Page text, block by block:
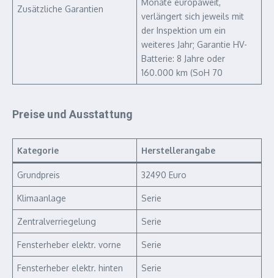
Zusätzliche Garantien
verlängert sich jeweils mit
der Inspektion um ein
weiteres Jahr; Garantie HV-
Batterie: 8 Jahre oder
160.000 km (SoH 70
Preise und Ausstattung
Kategorie Herstellerangabe
Grundpreis 32490 Euro
Klimaanlage Serie
Zentralverriegelung Serie
Fensterheber elektr. vorne Serie
Fensterheber elektr. hinten Serie